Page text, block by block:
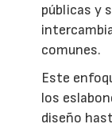
públicas y
comunes.
Este
los
diseño